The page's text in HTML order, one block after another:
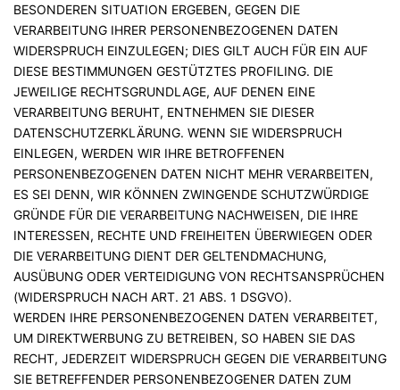
BESONDEREN SITUATION ERGEBEN, GEGEN DIE
VERARBEITUNG IHRER PERSONENBEZOGENEN DATEN
WIDERSPRUCH EINZULEGEN; DIES GILT AUCH FÜR EIN AUF
DIESE BESTIMMUNGEN GESTÜTZTES PROFILING. DIE
JEWEILIGE RECHTSGRUNDLAGE, AUF DENEN EINE
VERARBEITUNG BERUHT, ENTNEHMEN SIE DIESER
DATENSCHUTZERKLÄRUNG. WENN SIE WIDERSPRUCH
EINLEGEN, WERDEN WIR IHRE BETROFFENEN
PERSONENBEZOGENEN DATEN NICHT MEHR VERARBEITEN,
ES SEI DENN, WIR KÖNNEN ZWINGENDE SCHUTZWÜRDIGE
GRÜNDE FÜR DIE VERARBEITUNG NACHWEISEN, DIE IHRE
INTERESSEN, RECHTE UND FREIHEITEN ÜBERWIEGEN ODER
DIE VERARBEITUNG DIENT DER GELTENDMACHUNG,
AUSÜBUNG ODER VERTEIDIGUNG VON RECHTSANSPRÜCHEN
(WIDERSPRUCH NACH ART. 21 ABS. 1 DSGVO).
WERDEN IHRE PERSONENBEZOGENEN DATEN VERARBEITET,
UM DIREKTWERBUNG ZU BETREIBEN, SO HABEN SIE DAS
RECHT, JEDERZEIT WIDERSPRUCH GEGEN DIE VERARBEITUNG
SIE BETREFFENDER PERSONENBEZOGENER DATEN ZUM